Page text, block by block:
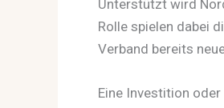
Unterstützt wird
Rolle spielen dabei
Verband bereits
Eine Investition